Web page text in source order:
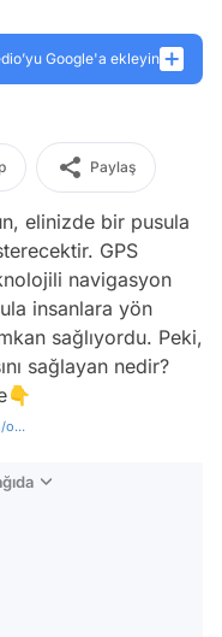
Google'a ekleyin
Paylaş
elinizde bir pusula
GPS
navigasyon
insanlara yön
sağlıyordu. Peki,
sağlayan nedir?
o...